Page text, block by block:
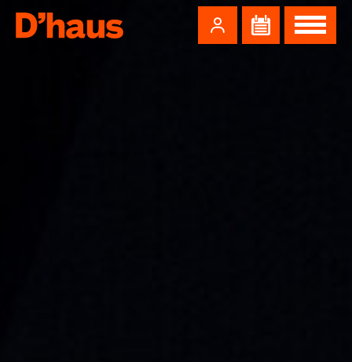
Zum Hauptinhalt springen Zum Footer springen